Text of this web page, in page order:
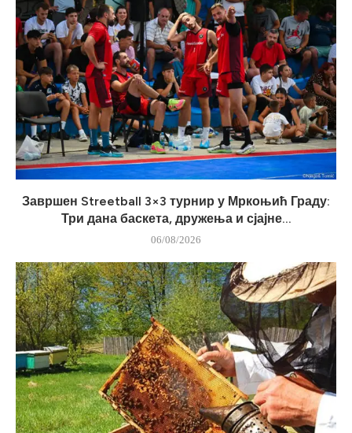
Завршен Streetball 3×3 турнир у Мркоњић Граду:
Три дана баскета, дружења и сјајне...
06/08/2026